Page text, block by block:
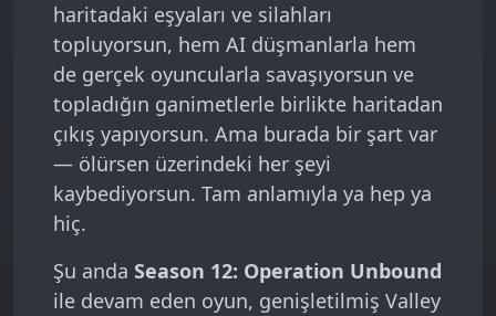
haritadaki eşyaları ve silahları
topluyorsun, hem AI düşmanlarla hem
de gerçek oyuncularla savaşıyorsun ve
topladığın ganimetlerle birlikte haritadan
çıkış yapıyorsun. Ama burada bir şart var
— ölürsen üzerindeki her şeyi
kaybediyorsun. Tam anlamıyla ya hep ya
hiç.
Şu anda Season 12: Operation Unbound
ile devam eden oyun, genişletilmiş Valley